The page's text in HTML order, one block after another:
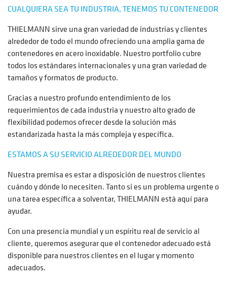
CUALQUIERA SEA TU INDUSTRIA, TENEMOS TU CONTENEDOR
THIELMANN sirve una gran variedad de industrias y clientes
alrededor de todo el mundo ofreciendo una amplia gama de
contenedores en acero inoxidable. Nuestro portfolio cubre
todos los estándares internacionales y una gran variedad de
tamaños y formatos de producto.
Gracias a nuestro profundo entendimiento de los
requerimientos de cada industria y nuestro alto grado de
flexibilidad podemos ofrecer desde la solución más
estandarizada hasta la más compleja y específica.
ESTAMOS A SU SERVICIO ALREDEDOR DEL MUNDO
Nuestra premisa es estar a disposición de nuestros clientes
cuándo y dónde lo necesiten. Tanto si es un problema urgente o
una tarea específica a solventar, THIELMANN está aquí para
ayudar.
Con una presencia mundial y un espíritu real de servicio al
cliente, queremos asegurar que el contenedor adecuado está
disponible para nuestros clientes en el lugar y momento
adecuados.